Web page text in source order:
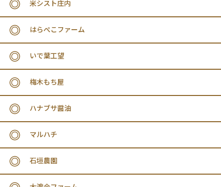
米シスト庄内
はらぺこファーム
いで葉工望
梅木もち屋
ハナブサ醤油
マルハチ
石垣農園